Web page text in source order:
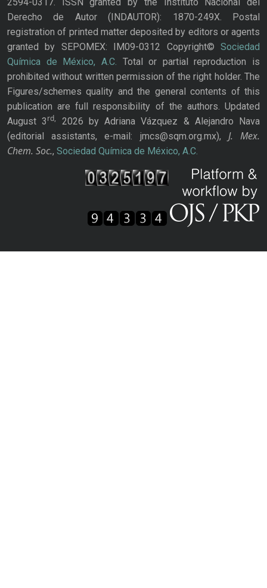
2594-0317. ISSN granted by the Instituto Nacional del
Derecho de Autor (INDAUTOR): 1870-249X. Postal
registration of printed matter deposited by editors or agents
granted by SEPOMEX: IM09-0312 Copyright© Sociedad
Química de México, A.C. Total or partial reproduction is
prohibited without written permission of the right holder. The
Figures/schemes quality and the general contents of this
publication are full responsibility of the authors. Updated
August 3rd,
2026 by Adriana Vázquez & Alejandro Nava
(editorial assistants, e-mail: jmcs@sqm.org.mx), J. Mex.
Chem. Soc., Sociedad Química de México, A.C.